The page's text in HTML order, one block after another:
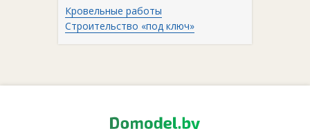
Кровельные работы
Строительство «под ключ»